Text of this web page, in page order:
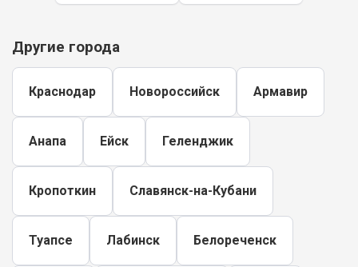
Другие города
Краснодар Новороссийск Армавир
Анапа Ейск Геленджик
Кропоткин Славянск-на-Кубани
Туапсе Лабинск Белореченск